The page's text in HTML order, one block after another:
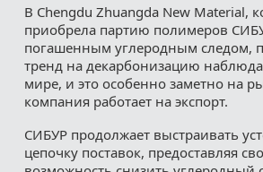
В Chengdu Zhuangda New Material,
приобрела партию полимеров
погашенным углеродным следом,
тренд на декарбонизацию
мире, и это особенно заметно на
компания работает на экспорт.
СИБУР продолжает выстраивать
цепочку поставок, предоставляя